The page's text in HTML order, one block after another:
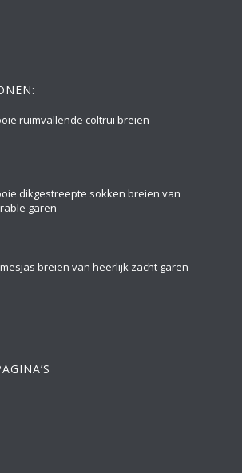
ruimvallende coltrui breien
dikgestreepte sokken breien van
garen
breien van heerlijk zacht garen